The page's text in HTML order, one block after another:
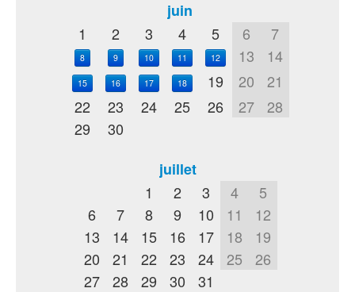
juin
1
2 3 4 5 6 7
8 9 10 11 12 13 14
15 16 17 18 19 20
21
22
23 24 25 26 27
28
29
30
juillet
1
2 3 4
5
6
7 8 9 10 11
12
13
14 15 16 17 18
19
20
21 22 23 24 25
26
27
28 29 30 31